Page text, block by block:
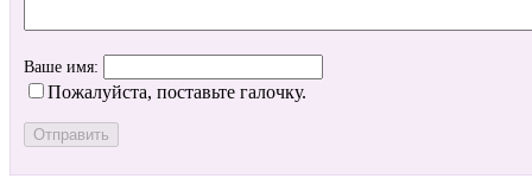
Ваше имя:
Пожалуйста, поставьте галочку.